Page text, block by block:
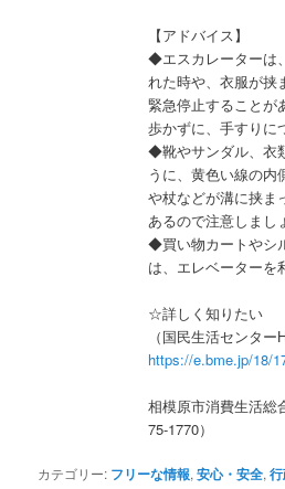
【アドバイス】
◆エスカレーターは
れた時や、衣服が挟
緊急停止することが
歩かずに、手すりに
◆靴やサンダル、衣
うに、黄色い線の内
や杖などが溝に挟ま
あるので注意しまし
◆買い物カートやシ
は、エレベーターを
☆詳しく知りたい
（国民生活センター
https://e.bme.jp/18/
相模原市消費生活総
75-1770）
カテゴリー: フリーな情報,安心・安全,